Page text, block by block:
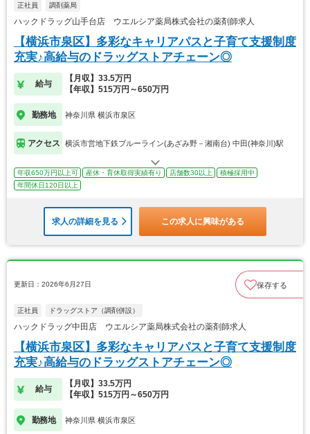
正社員 調剤薬局
ハックドラッグ山手台店 ウエルシア薬局株式会社の薬剤師求人
【横浜市泉区】多彩なキャリアパスと子育て支援制度
充実♪高給与のドラッグストアチェーン◎
給与
【月収】33.5万円
【年収】515万円～650万円
勤務地 神奈川県 横浜市泉区
アクセス 横浜市営地下鉄ブルーライン(あざみ野－湘南台) 中田(神奈川)駅
年収650万円以上可 産休・育休取得実績有り 店舗数30以上
積極採用中
年間休日120日以上
求人の詳細を見る この求人に興味がある
更新日：2026年6月27日 保存する
正社員 ドラッグストア（調剤併設）
ハックドラッグ中田店 ウエルシア薬局株式会社の薬剤師求人
【横浜市泉区】多彩なキャリアパスと子育て支援制度
充実♪高給与のドラッグストアチェーン◎
給与
【月収】33.5万円
【年収】515万円～650万円
勤務地 神奈川県 横浜市泉区